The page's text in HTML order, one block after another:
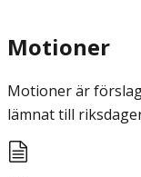
Motioner
Motioner är
lämnat till